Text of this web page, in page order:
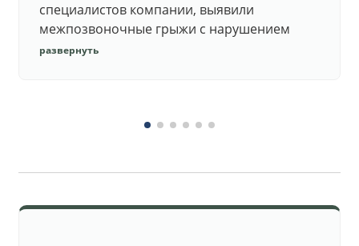
специалистов компании, выявили
межпозвоночные грыжи с нарушением
функций. Юристы подготовили документы,
развернуть